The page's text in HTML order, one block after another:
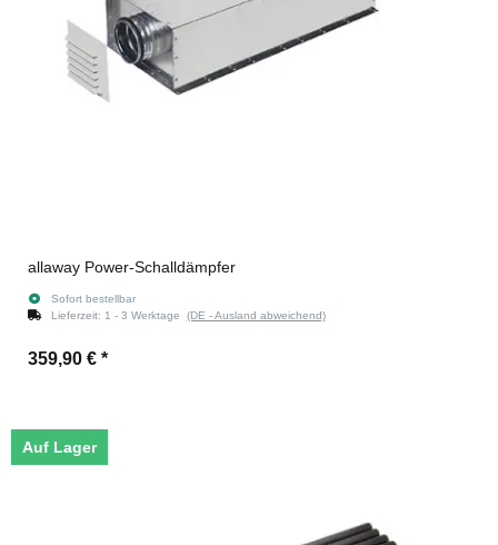
allaway Power-Schalldämpfer
Sofort bestellbar
Lieferzeit: 1 - 3 Werktage (DE - Ausland abweichend)
359,90 € *
Auf Lager